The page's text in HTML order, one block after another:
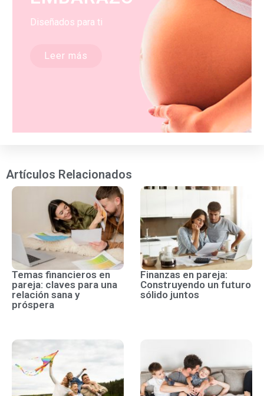
Diseñados para ti
Leer más
Artículos Relacionados
Temas financieros en
pareja: claves para una
relación sana y
próspera
Finanzas en pareja:
Construyendo un futuro
sólido juntos